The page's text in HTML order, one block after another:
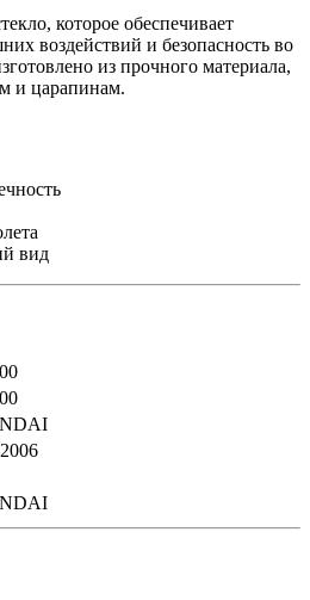
которое обеспечивает
воздействий и безопасность во
из прочного материала,
и царапинам.
вид